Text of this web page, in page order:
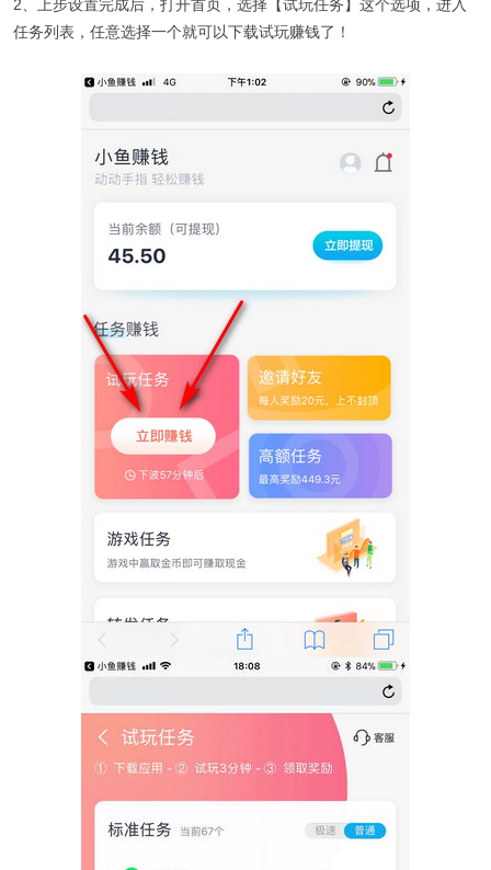
2、上步设置完成后，打开首页，选择【试玩任务】这个选项，进入
任务列表，任意选择一个就可以下载试玩赚钱了！